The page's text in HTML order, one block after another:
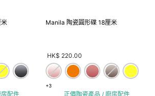
配件
Manila 陶瓷圓形碟 18厘米
HK$ 220.00
+3
正價陶瓷產品 / 廚房配件